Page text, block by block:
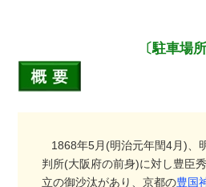
〔駐車場所
1868年5月(明治元年閏4月)、
判所(大阪府の前身)に対し豊臣
立の御沙汰があり、京都の豊国